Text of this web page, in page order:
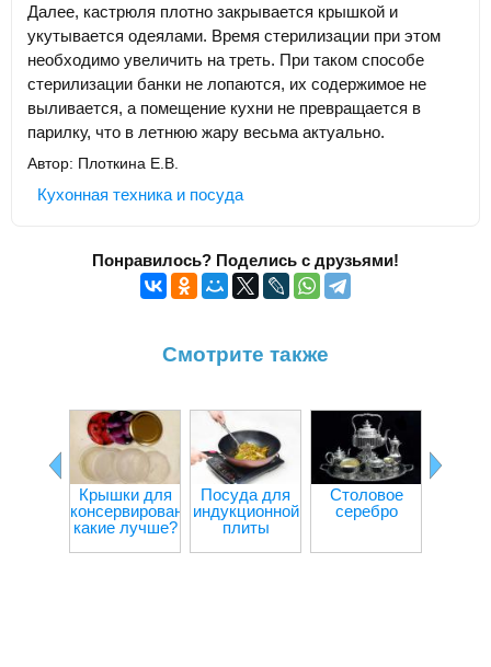
Далее, кастрюля плотно закрывается крышкой и
укутывается одеялами. Время стерилизации при этом
необходимо увеличить на треть. При таком способе
стерилизации банки не лопаются, их содержимое не
выливается, а помещение кухни не превращается в
парилку, что в летнюю жару весьма актуально.
Автор: Плоткина Е.В.
Кухонная техника и посуда
Понравилось? Поделись с друзьями!
Смотрите также
Крышки для
консервирования:
какие лучше?
Посуда для
индукционной
плиты
Столовое
серебро